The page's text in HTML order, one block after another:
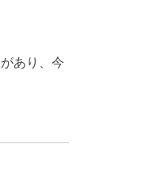
あり、今